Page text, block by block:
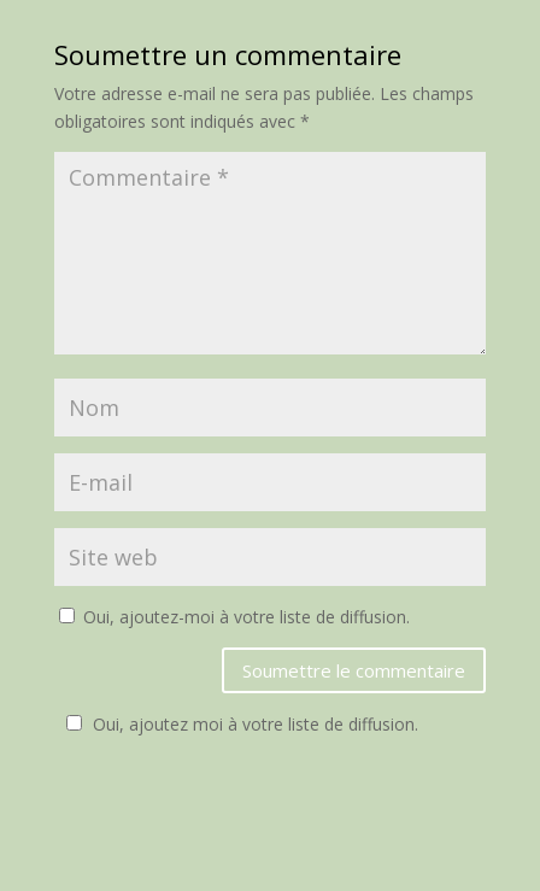
Soumettre un commentaire
Votre adresse e-mail ne sera pas publiée. Les champs
obligatoires sont indiqués avec *
Oui, ajoutez-moi à votre liste de diffusion.
Soumettre le commentaire
Oui, ajoutez moi à votre liste de diffusion.